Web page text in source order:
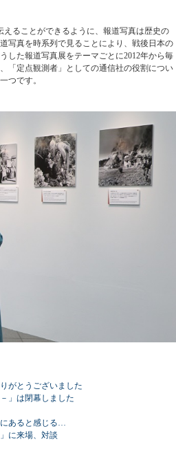
えることができるように、報道写真は歴史の
写真を時系列で見ることにより、戦後日本の
した報道写真展をテーマごとに2012年から毎
「定点観測者」としての通信社の役割につい
つです。
がとうございました
」は閉幕しました
あると感じる…
に来場、対談